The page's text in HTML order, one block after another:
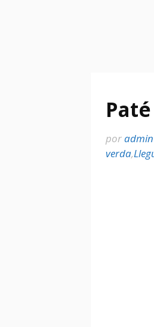
poradmin
verda,